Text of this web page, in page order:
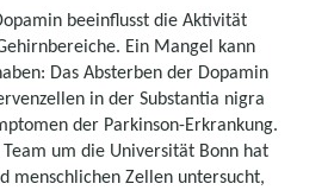
beeinflusst die Aktivität
Ein Mangel kann
Das Absterben der Dopamin
in der Substantia nigra
der Parkinson-Erkrankung.
um die Universität Bonn hat
menschlichen Zellen untersucht,